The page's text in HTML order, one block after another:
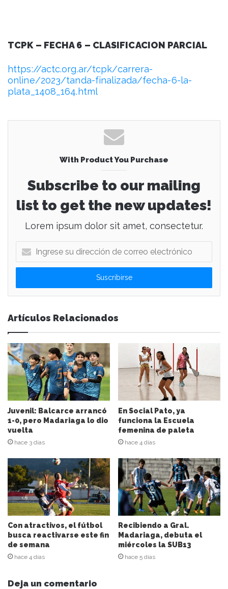
TCPK – FECHA 6 – CLASIFICACION PARCIAL
https://actc.org.ar/tcpk/carrera-
online/2023/tanda-finalizada/fecha-6-la-
plata_1408_164.html
With Product You Purchase
Subscribe to our mailing
list to get the new updates!
Lorem ipsum dolor sit amet, consectetur.
g
e
s
u
d
i
r
e
c
i
ó
n
d
c
o
r
r
e
o
e
l
e
c
Artículos Relacionados
Juvenil: Balcarce arrancó
1-0, pero Madariaga lo dio
vuelta
hace 3 días
En Social Pato, ya
funciona la Escuela
femenina de paleta
hace 4 días
Con atractivos, el fútbol
busca reactivarse este fin
de semana
hace 4 días
Recibiendo a Gral.
Madariaga, debuta el
miércoles la SUB13
hace 5 días
Deja un comentario